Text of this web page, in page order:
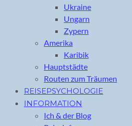
Ukraine
Ungarn
Zypern
Amerika
Karibik
Hauptstädte
Routen zum Träumen
REISEPSYCHOLOGIE
INFORMATION
Ich & der Blog